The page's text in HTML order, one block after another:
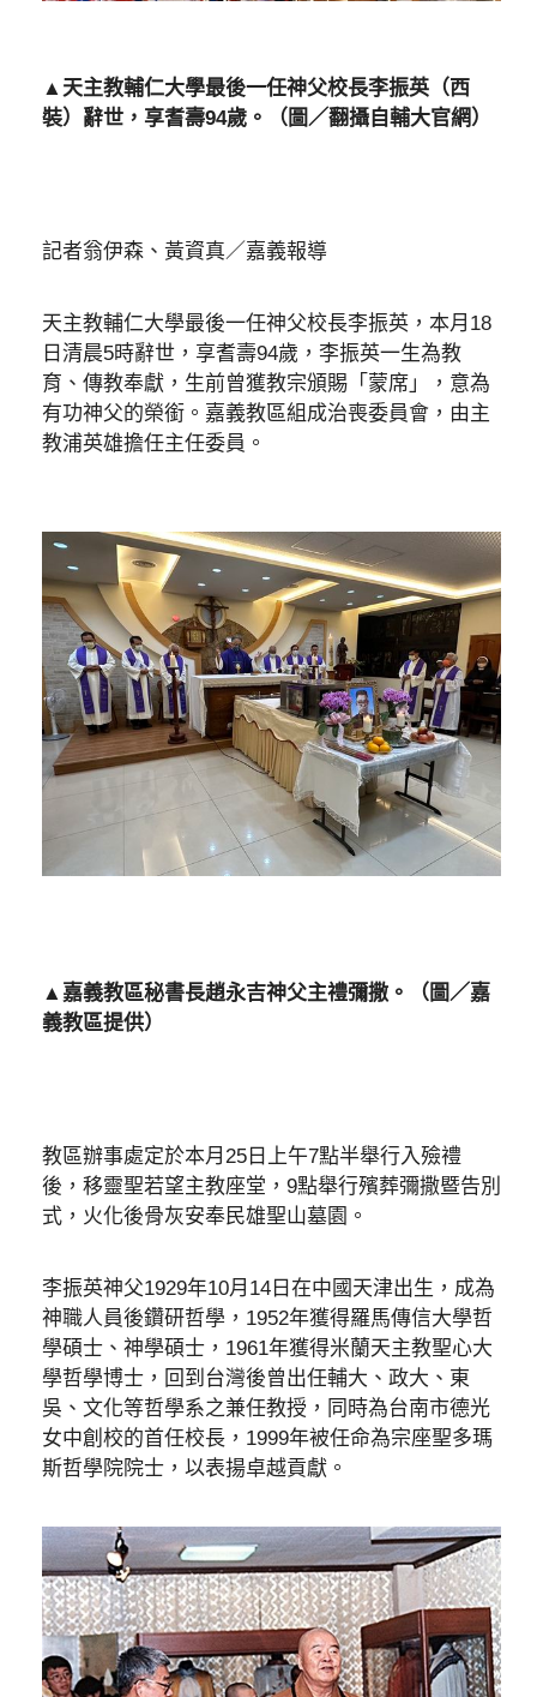
▲天主教輔仁大學最後一任神父校長李振英（西
裝）辭世，享耆壽94歲。（圖／翻攝自輔大官網）
記者翁伊森、黃資真／嘉義報導
天主教輔仁大學最後一任神父校長李振英，本月18
日清晨5時辭世，享耆壽94歲，李振英一生為教
育、傳教奉獻，生前曾獲教宗頒賜「蒙席」，意為
有功神父的榮銜。嘉義教區組成治喪委員會，由主
教浦英雄擔任主任委員。
▲嘉義教區秘書長趙永吉神父主禮彌撒。（圖／嘉
義教區提供）
教區辦事處定於本月25日上午7點半舉行入殮禮
後，移靈聖若望主教座堂，9點舉行殯葬彌撒暨告別
式，火化後骨灰安奉民雄聖山墓園。
李振英神父1929年10月14日在中國天津出生，成為
神職人員後鑽研哲學，1952年獲得羅馬傳信大學哲
學碩士、神學碩士，1961年獲得米蘭天主教聖心大
學哲學博士，回到台灣後曾出任輔大、政大、東
吳、文化等哲學系之兼任教授，同時為台南市德光
女中創校的首任校長，1999年被任命為宗座聖多瑪
斯哲學院院士，以表揚卓越貢獻。